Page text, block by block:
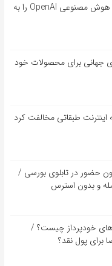
مایکروسافت می‌خواهد فناوری هوش مصنوعی OpenAI را به
جهانی برای محصولات خود
اینترنت طبقاتی مخالفت کرد
حضور در تابلوی بورسی /
و بدون استرس
خودپرداز چیست؟ /
برای پول نقد؟